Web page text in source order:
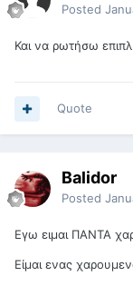
Posted
Και να ρωτήσω
Quote
Balidor
Posted
Εγω ειμαι ΠΑΝΤΑ
Είμαι ενας